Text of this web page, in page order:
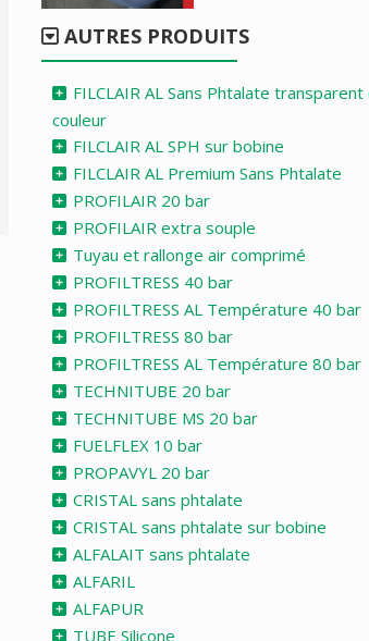
AUTRES PRODUITS
FILCLAIR AL Sans Phtalate
couleur
FILCLAIR AL SPH sur bobine
FILCLAIR AL Premium Sans Phtalate
PROFILAIR 20 bar
PROFILAIR extra souple
Tuyau et rallonge air comprimé
PROFILTRESS 40 bar
PROFILTRESS AL Température 40 bar
PROFILTRESS 80 bar
PROFILTRESS AL Température 80 bar
TECHNITUBE 20 bar
TECHNITUBE MS 20 bar
FUELFLEX 10 bar
PROPAVYL 20 bar
CRISTAL sans phtalate
CRISTAL sans phtalate sur bobine
ALFALAIT sans phtalate
ALFARIL
ALFAPUR
TUBE Silicone